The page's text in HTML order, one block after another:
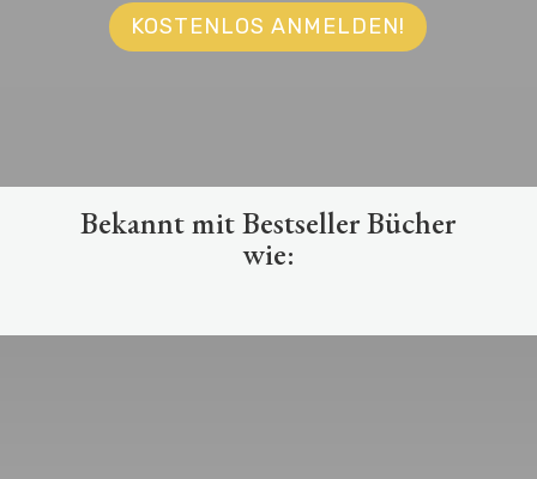
KOSTENLOS ANMELDEN!
Bekannt mit Bestseller Bücher
wie: